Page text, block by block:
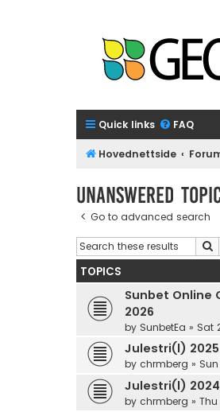
Quick links FAQ
Hovednettside
Unanswered
Go to advanced search
TOPICS
Sunbet Online
2026
by SunbetEa » Sat
Julestri(l) 2025
by chrmberg » Sun
Julestri(l) 2024
by chrmberg » Thu